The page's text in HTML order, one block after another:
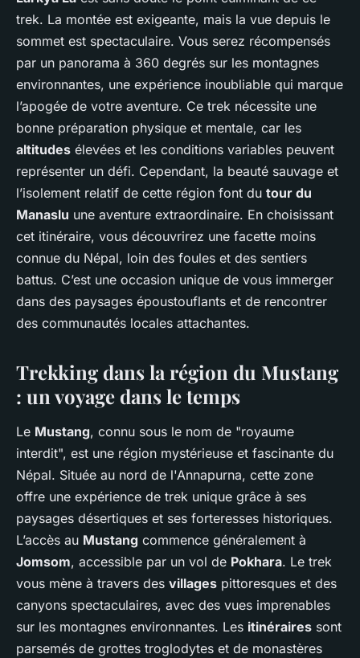
trek. La montée est exigeante, mais la vue depuis le
sommet est spectaculaire. Vous serez récompensés
par un panorama à 360 degrés sur les montagnes
environnantes, une expérience inoubliable qui marque
l’apogée de votre aventure. Ce trek nécessite une
bonne préparation physique et mentale, car les
altitudes élevées et les conditions variables peuvent
représenter un défi. Cependant, la beauté sauvage et
l’isolement relatif de cette région font du tour du
Manaslu une aventure extraordinaire. En choisissant
cet itinéraire, vous découvrirez une facette moins
connue du Népal, loin des foules et des sentiers
battus. C’est une occasion unique de vous immerger
dans des paysages époustouflants et de rencontrer
des communautés locales attachantes.
Trekking dans la région du Mustang
: un voyage dans le temps
Le Mustang, connu sous le nom de "royaume
interdit", est une région mystérieuse et fascinante du
Népal. Située au nord de l'Annapurna, cette zone
offre une expérience de trek unique grâce à ses
paysages désertiques et ses forteresses historiques.
L’accès au Mustang commence généralement à
Jomsom, accessible par un vol de Pokhara. Le trek
vous mène à travers des villages pittoresques et des
canyons spectaculaires, avec des vues imprenables
sur les montagnes environnantes. Les itinéraires sont
parsemés de grottes troglodytes et de monastères